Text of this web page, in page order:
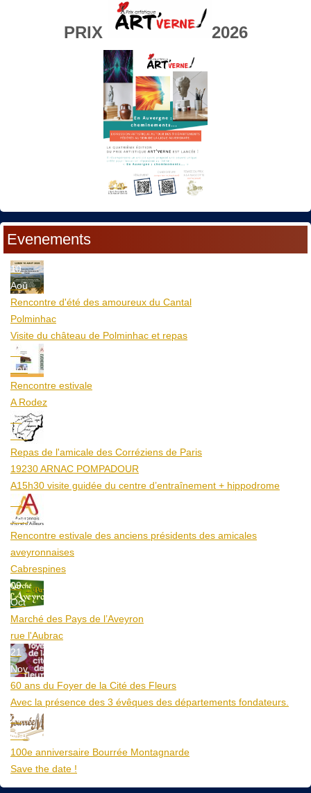
PRIX 2026
Evenements
10
Aoû
Rencontre d'été des amoureux du Cantal
Polminhac
Visite du château de Polminhac et repas
12
Aoû
Rencontre estivale
A Rodez
23
Aoû
Repas de l'amicale des Corréziens de Paris
19230 ARNAC POMPADOUR
A15h30 visite guidée du centre d’entraînement + hippodrome
25
Aoû
Rencontre estivale des anciens présidents des amicales
aveyronnaises
Cabrespines
09
Oct
Marché des Pays de l’Aveyron
rue l'Aubrac
21
Nov
60 ans du Foyer de la Cité des Fleurs
Avec la présence des 3 évêques des départements fondateurs.
20
Mar
100e anniversaire Bourrée Montagnarde
Save the date !